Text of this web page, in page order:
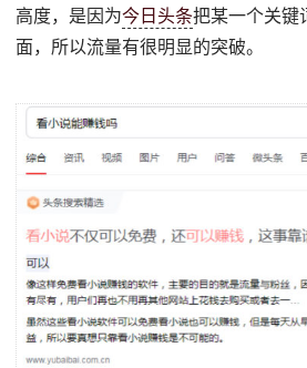
高度，是因为今日头条把某一个关键
面，所以流量有很明显的突破。